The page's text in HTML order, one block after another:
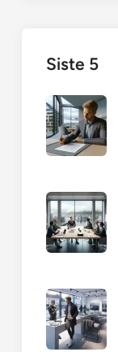
Siste 5